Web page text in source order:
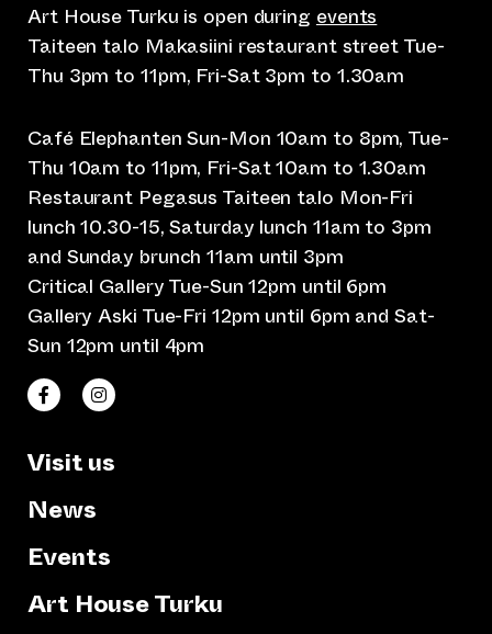
Art House Turku is open during events
Taiteen talo Makasiini restaurant street Tue-
Thu 3pm to 11pm, Fri-Sat 3pm to 1.30am
Café Elephanten Sun-Mon 10am to 8pm, Tue-
Thu 10am to 11pm, Fri-Sat 10am to 1.30am
Restaurant Pegasus Taiteen talo Mon-Fri
lunch 10.30-15, Saturday lunch 11am to 3pm
and Sunday brunch 11am until 3pm
Critical Gallery Tue-Sun 12pm until 6pm
Gallery Aski Tue-Fri 12pm until 6pm and Sat-
Sun 12pm until 4pm
Taiteen talo Facebookissa
(opens an external website)
Taiteen talo Instagramissa
(opens an external website)
Visit us
News
Events
Art House Turku